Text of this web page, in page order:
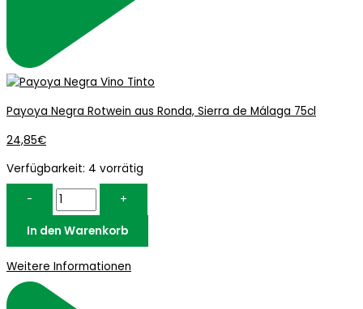
Payoya Negra Rotwein aus Ronda, Sierra de Málaga 75cl
24,85€
Verfügbarkeit: 4 vorrätig
-
+
In den Warenkorb
Weitere Informationen